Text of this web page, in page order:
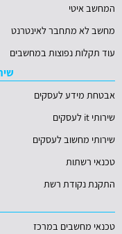
המחשב איטי
מחשב לא מתחבר לאינטרנט
עוד תקלות נפוצות במחשבים
אבטחת מידע לעסקים
שירותי it לעסקים
שירותי מחשוב לעסקים
טכנאי רשתות
התקנת נקודת רשת
טכנאי מחשבים במרכז